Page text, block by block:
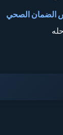
الضمان الصحي